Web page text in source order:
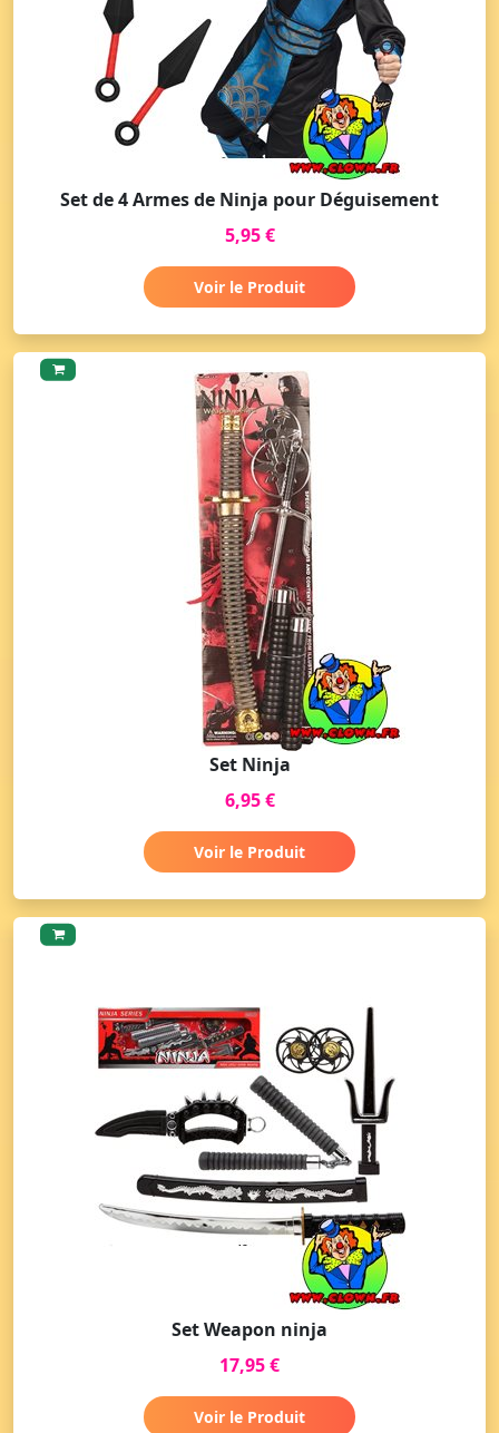
Set de 4 Armes de Ninja pour Déguisement
5,95 €
Voir le Produit
Set Ninja
6,95 €
Voir le Produit
Set Weapon ninja
17,95 €
Voir le Produit